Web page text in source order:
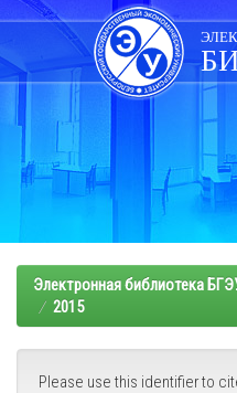
Skip
navigation
Электронная библиотека
2015
Please use this identifier to